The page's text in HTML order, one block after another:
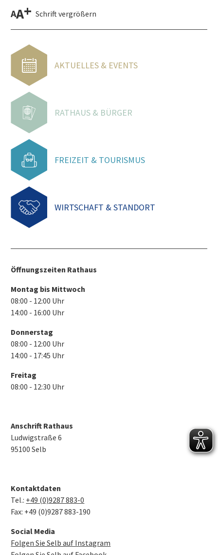
AA+ Schrift vergrößern
AKTUELLES & EVENTS
RATHAUS & BÜRGER
FREIZEIT & TOURISMUS
WIRTSCHAFT & STANDORT
Öffnungszeiten Rathaus
Montag bis Mittwoch
08:00 - 12:00 Uhr
14:00 - 16:00 Uhr
Donnerstag
08:00 - 12:00 Uhr
14:00 - 17:45 Uhr
Freitag
08:00 - 12:30 Uhr
Anschrift Rathaus
Ludwigstraße 6
95100 Selb
Kontaktdaten
Tel.: +49 (0)9287 883-0
Fax: +49 (0)9287 883-190
Social Media
Folgen Sie Selb auf Instagram